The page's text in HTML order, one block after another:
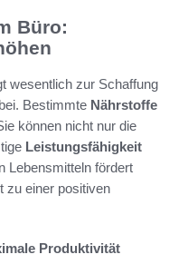
Büro:
wesentlich zur Schaffung
Bestimmte Nährstoffe
können nicht nur die
Leistungsfähigkeit
Lebensmitteln fördert
zu einer positiven
Produktivität